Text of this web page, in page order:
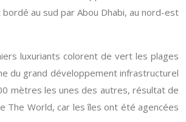
au sud par Abou Dhabi, au nord-est
luxuriants colorent de vert les plages
du grand développement infrastructurel
mètres les unes des autres, résultat de
The World, car les îles ont été agencées